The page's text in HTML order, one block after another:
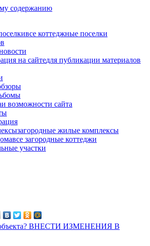
содержанию
все коттеджные поселки
на сайтедля публикации материалов
и возможности сайта
загородные жилые комплексы
все загородные коттеджи
участки
объекта? ВНЕСТИ ИЗМЕНЕНИЯ В